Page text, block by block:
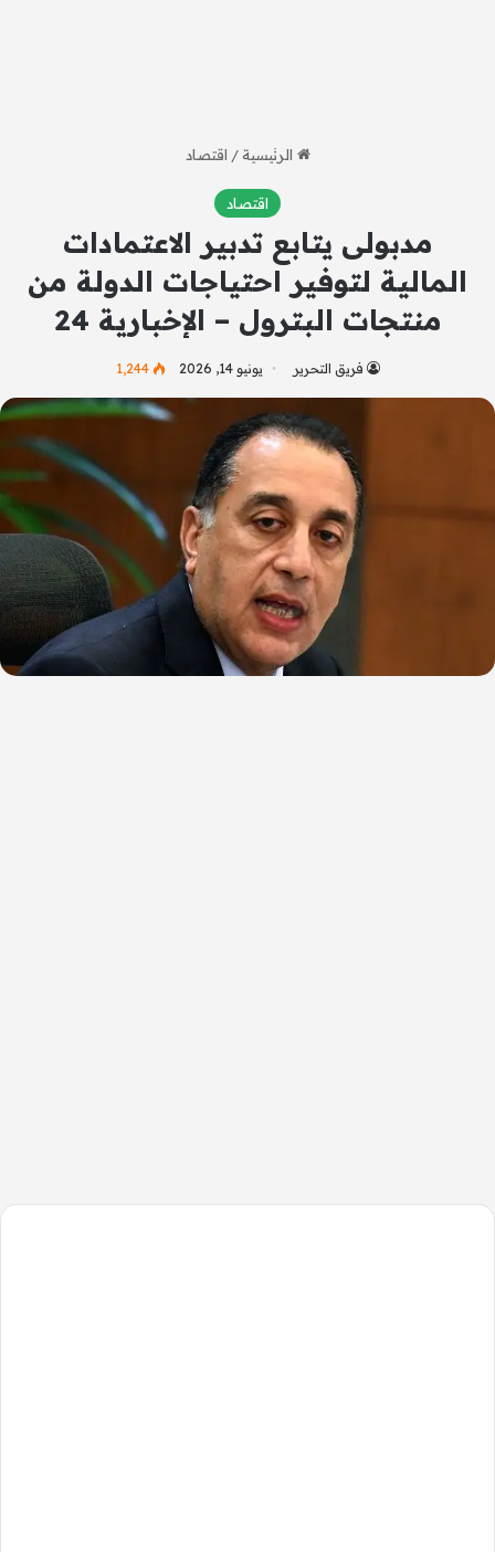
الرئيسية / اقتصاد
اقتصاد
مدبولى يتابع تدبير الاعتمادات
المالية لتوفير احتياجات الدولة من
منتجات البترول – الإخبارية 24
فريق التحرير يونيو 14, 2026 1٬244